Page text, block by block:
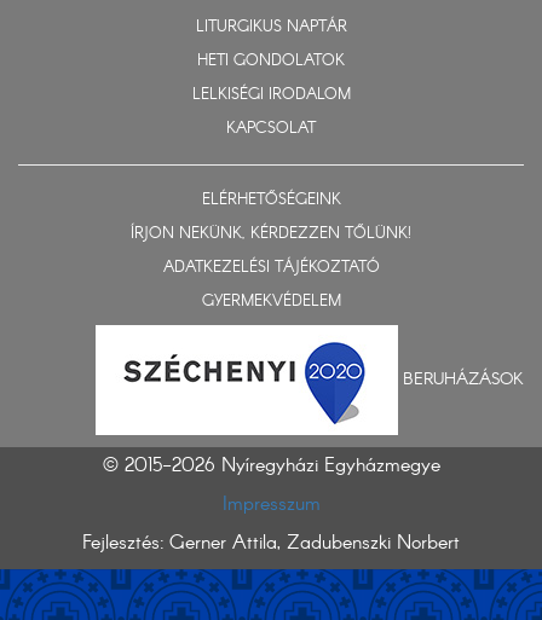
LITURGIKUS NAPTÁR
HETI GONDOLATOK
LELKISÉGI IRODALOM
KAPCSOLAT
ELÉRHETŐSÉGEINK
ÍRJON NEKÜNK, KÉRDEZZEN TŐLÜNK!
ADATKEZELÉSI TÁJÉKOZTATÓ
GYERMEKVÉDELEM
BERUHÁZÁSOK
© 2015-2026 Nyíregyházi Egyházmegye
Impresszum
Fejlesztés: Gerner Attila, Zadubenszki Norbert